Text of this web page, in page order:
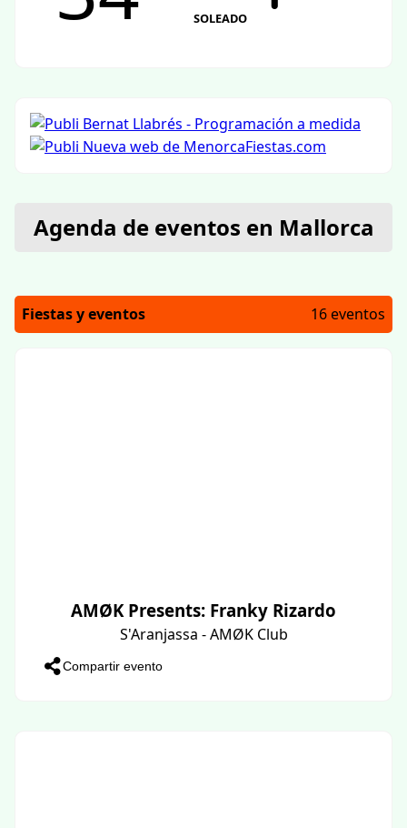
SOLEADO
Agenda de eventos en Mallorca
Fiestas y eventos 16 eventos
AMØK Presents: Franky Rizardo
S'Aranjassa - AMØK Club
Compartir evento